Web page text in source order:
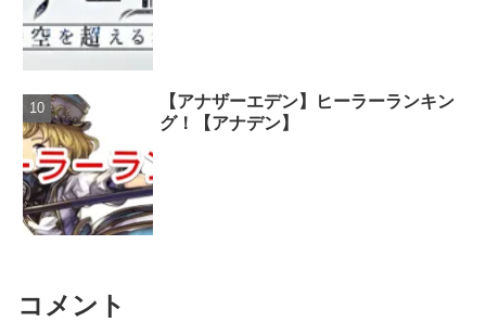
【アナザーエデン】ヒーラーランキン
グ！【アナデン】
コメント